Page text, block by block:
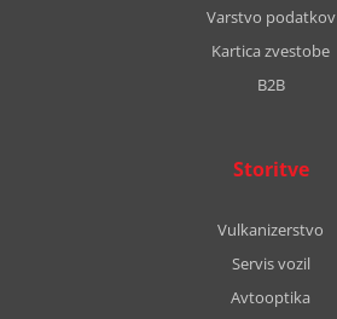
Varstvo podatkov
Kartica zvestobe
B2B
Storitve
Vulkanizerstvo
Servis vozil
Avtooptika